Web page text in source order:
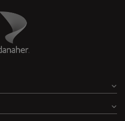
Danaher Logo